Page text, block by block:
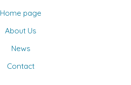
Home page
About Us
News
Contact